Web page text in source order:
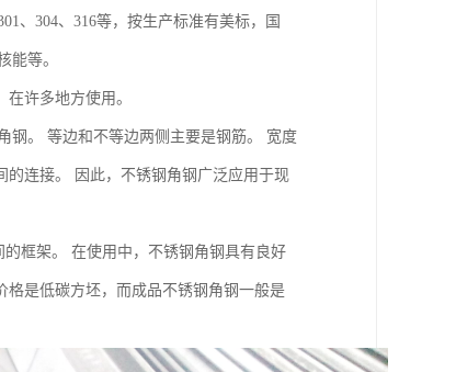
、304、316等，按生产标准有美标，国
能等。
在许多地方使用。
钢。 等边和不等边两侧主要是钢筋。 宽度
连接。 因此，不锈钢角钢广泛应用于现
框架。 在使用中，不锈钢角钢具有良好
是低碳方坯，而成品不锈钢角钢一般是